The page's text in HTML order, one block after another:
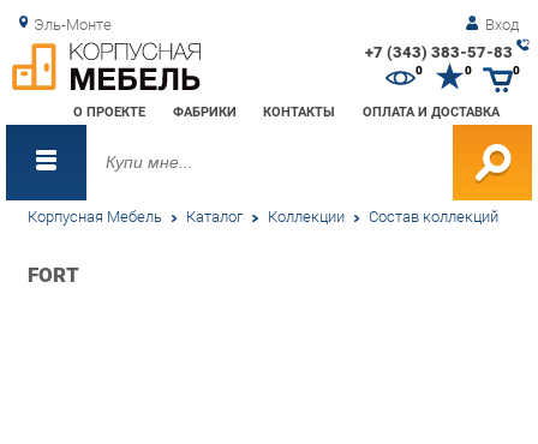
Эль-Монте Вход
+7 (343) 383-57-83
О ПРОЕКТЕ ФАБРИКИ КОНТАКТЫ ОПЛАТА И ДОСТАВКА
0 0
Корпусная Мебель Каталог Коллекции Состав коллекций
FORT